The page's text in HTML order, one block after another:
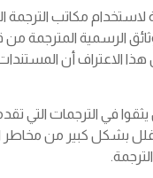
لاستخدام مكاتب الترجمة
الرسمية
الاعتراف أن
في الترجمات التي
يقلل بشكل كبير من مخاطر